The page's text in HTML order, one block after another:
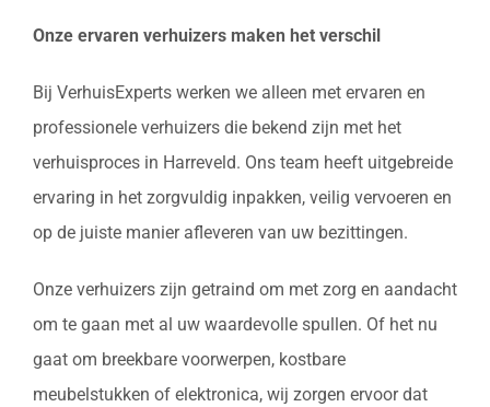
Onze ervaren verhuizers maken het verschil
Bij VerhuisExperts werken we alleen met ervaren en
professionele verhuizers die bekend zijn met het
verhuisproces in Harreveld. Ons team heeft uitgebreide
ervaring in het zorgvuldig inpakken, veilig vervoeren en
op de juiste manier afleveren van uw bezittingen.
Onze verhuizers zijn getraind om met zorg en aandacht
om te gaan met al uw waardevolle spullen. Of het nu
gaat om breekbare voorwerpen, kostbare
meubelstukken of elektronica, wij zorgen ervoor dat